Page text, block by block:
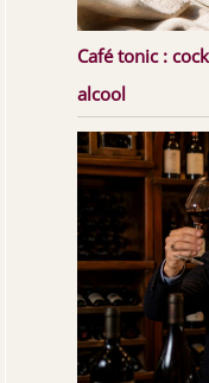
Café tonic :
alcool